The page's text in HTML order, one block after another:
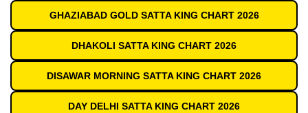
GHAZIABAD GOLD SATTA KING CHART 2026
DHAKOLI SATTA KING CHART 2026
DISAWAR MORNING SATTA KING CHART 2026
DAY DELHI SATTA KING CHART 2026